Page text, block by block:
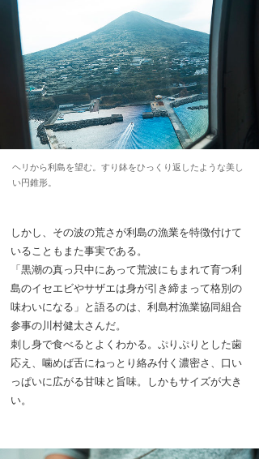
ヘリから利島を望む。すり鉢をひっくり返したような美し
い円錐形。
しかし、その波の荒さが利島の漁業を特徴付けて
いることもまた事実である。
「黒潮の真っ只中にあって荒波にもまれて育つ利
島のイセエビやサザエは身が引き締まって格別の
味わいになる」と語るのは、利島村漁業協同組合
参事の川村健太さんだ。
刺し身で食べるとよくわかる。ぷりぷりとした歯
応え、噛めば舌にねっとり絡み付く濃密さ、口い
っぱいに広がる甘味と旨味。しかもサイズが大き
い。